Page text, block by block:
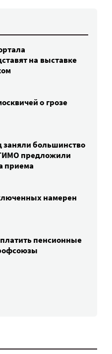
на выставке
о грозе
большинство
предложили
приема
намерен
пенсионные